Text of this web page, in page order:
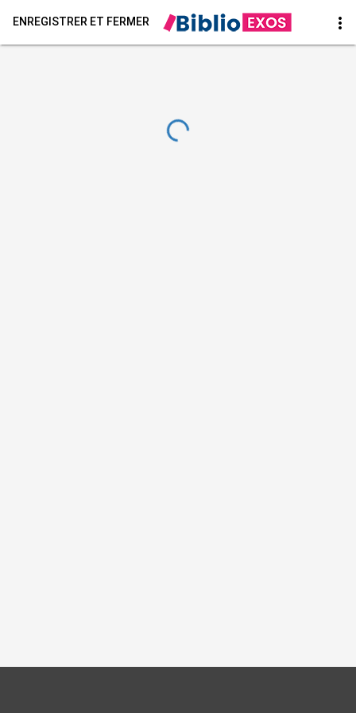
ENREGISTRER ET FERMER more_vert